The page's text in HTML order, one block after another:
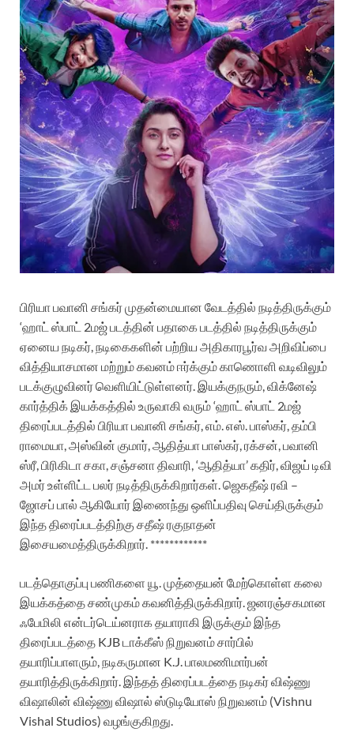
பிரியா பவானி சங்கர் முதன்மையான வேடத்தில் நடித்திருக்கும்
‘ஹாட் ஸ்பாட் 2மஜ்படத்தின் பதாகை படத்தில் நடித்திருக்கும்
ஏனைய நடிகர், நடிகைகளின் பற்றிய அதிகாரபூர்வ அறிவிப்பை
வித்தியாசமான மற்றும் கவனம் ஈர்க்கும் காணொளி வடிவிலும்
படக்குழுவினர் வெளியிட்டுள்ளனர். இயக்குநரும், விக்னேஷ்
கார்த்திக் இயக்கத்தில் உருவாகி வரும் ‘ஹாட் ஸ்பாட் 2மஜ்
திரைப்படத்தில் பிரியா பவானி சங்கர், எம். எஸ். பாஸ்கர், தம்பி
ராமையா, அஸ்வின் குமார், ஆதித்யா பாஸ்கர், ரக்சன், பவானி
ஸ்ரீ, பிரிகிடா சகா, சஞ்சனா திவாரி, ‘ஆதித்யா’ கதிர், விஜய் டிவி
அமர் உள்ளிட்ட பலர் நடித்திருக்கிறார்கள். ஜெகதீஷ் ரவி –
ஜோசப் பால் ஆகியோர் இணைந்து ஒளிப்பதிவு செய்திருக்கும்
இந்த திரைப்படத்திற்கு சதீஷ் ரகுநாதன்
இசையமைத்திருக்கிறார். ************
படத்தொகுப்பு பணிகளை யூ. முத்தையன் மேற்கொள்ள கலை
இயக்கத்தை சண்முகம் கவனித்திருக்கிறார். ஜனரஞ்சகமான
ஃபேமிலி என்டர்டெய்னராக தயாராகி இருக்கும் இந்த
திரைப்படத்தை KJB டாக்கீஸ் நிறுவனம் சார்பில்
தயாரிப்பாளரும், நடிகருமான K.J. பாலமணிமார்பன்
தயாரித்திருக்கிறார். இந்தத் திரைப்படத்தை நடிகர் விஷ்ணு
விஷாலின் விஷ்ணு விஷால் ஸ்டுடியோஸ் நிறுவனம் (Vishnu
Vishal Studios) வழங்குகிறது.‌